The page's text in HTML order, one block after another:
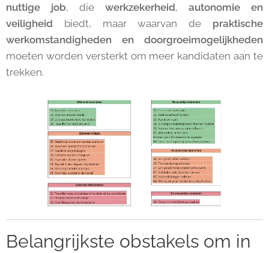
nuttige job, die werkzekerheid, autonomie en
veiligheid biedt, maar waarvan de praktische
werkomstandigheden en doorgroeimogelijkheden
moeten worden versterkt om meer kandidaten aan te
trekken.
Belangrijkste obstakels om in